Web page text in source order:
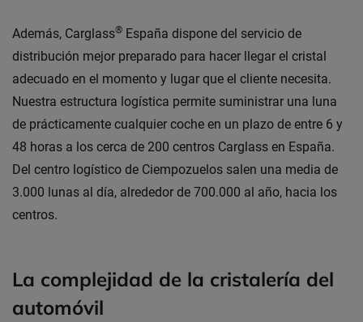
Además, Carglass® España dispone del servicio de
distribución mejor preparado para hacer llegar el cristal
adecuado en el momento y lugar que el cliente necesita.
Nuestra estructura logística permite suministrar una luna
de prácticamente cualquier coche en un plazo de entre 6 y
48 horas a los cerca de 200 centros Carglass en España.
Del centro logístico de Ciempozuelos salen una media de
3.000 lunas al día, alrededor de 700.000 al año, hacia los
centros.
La complejidad de la cristalería del
automóvil